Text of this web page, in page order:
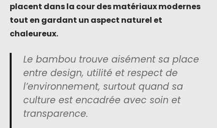
placent dans la cour des matériaux modernes
tout en gardant un aspect naturel et
chaleureux.
Le bambou trouve aisément sa place
entre design, utilité et respect de
l’environnement, surtout quand sa
culture est encadrée avec soin et
transparence.